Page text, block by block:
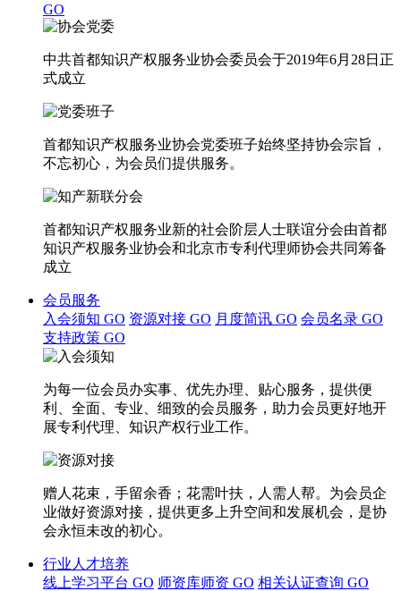
GO
中共首都知识产权服务业协会委员会于2019年6月28日正
式成立
首都知识产权服务业协会党委班子始终坚持协会宗旨，
不忘初心，为会员们提供服务。
首都知识产权服务业新的社会阶层人士联谊分会由首都
知识产权服务业协会和北京市专利代理师协会共同筹备
成立
会员服务
入会须知 GO 资源对接 GO 月度简讯 GO 会员名录 GO
支持政策 GO
为每一位会员办实事、优先办理、贴心服务，提供便
利、全面、专业、细致的会员服务，助力会员更好地开
展专利代理、知识产权行业工作。
赠人花束，手留余香；花需叶扶，人需人帮。为会员企
业做好资源对接，提供更多上升空间和发展机会，是协
会永恒未改的初心。
行业人才培养
线上学习平台 GO 师资库师资 GO 相关认证查询 GO